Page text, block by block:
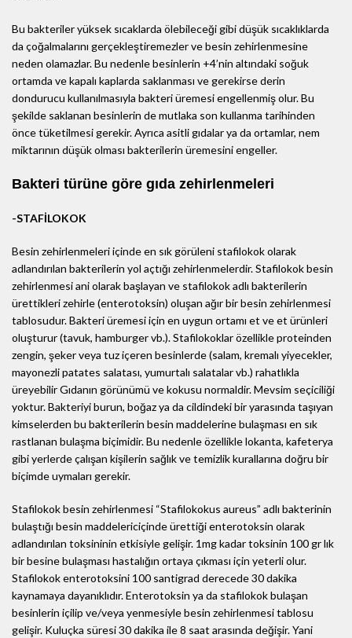
Bu bakteriler yüksek sıcaklarda ölebileceği gibi düşük sıcaklıklarda
da çoğalmalarını gerçekleştiremezler ve besin zehirlenmesine
neden olamazlar. Bu nedenle besinlerin +4’nin altındaki soğuk
ortamda ve kapalı kaplarda saklanması ve gerekirse derin
dondurucu kullanılmasıyla bakteri üremesi engellenmiş olur. Bu
şekilde saklanan besinlerin de mutlaka son kullanma tarihinden
önce tüketilmesi gerekir. Ayrıca asitli gıdalar ya da ortamlar, nem
miktarının düşük olması bakterilerin üremesini engeller.
Bakteri türüne göre gıda zehirlenmeleri
-STAFİLOKOK
Besin zehirlenmeleri içinde en sık görüleni stafilokok olarak
adlandırılan bakterilerin yol açtığı zehirlenmelerdir. Stafilokok besin
zehirlenmesi ani olarak başlayan ve stafilokok adlı bakterilerin
ürettikleri zehirle (enterotoksin) oluşan ağır bir besin zehirlenmesi
tablosudur. Bakteri üremesi için en uygun ortamı et ve et ürünleri
oluşturur (tavuk, hamburger vb.). Stafilokoklar özellikle proteinden
zengin, şeker veya tuz içeren besinlerde (salam, kremalı yiyecekler,
mayonezli patates salatası, yumurtalı salatalar vb.) rahatlıkla
üreyebilir Gıdanın görünümü ve kokusu normaldir. Mevsim seçiciliği
yoktur. Bakteriyi burun, boğaz ya da cildindeki bir yarasında taşıyan
kimselerden bu bakterilerin besin maddelerine bulaşması en sık
rastlanan bulaşma biçimidir. Bu nedenle özellikle lokanta, kafeterya
gibi yerlerde çalışan kişilerin sağlık ve temizlik kurallarına doğru bir
biçimde uymaları gerekir.
Stafilokok besin zehirlenmesi “Stafilokokus aureus” adlı bakterinin
bulaştığı besin maddelericiçinde ürettiği enterotoksin olarak
adlandırılan toksininin etkisiyle gelişir. 1mg kadar toksinin 100 gr lık
bir besine bulaşması hastalığın ortaya çıkması için yeterli olur.
Stafilokok enterotoksini 100 santigrad derecede 30 dakika
kaynamaya dayanıklıdır. Enterotoksin ya da stafilokok bulaşan
besinlerin içilip ve/veya yenmesiyle besin zehirlenmesi tablosu
gelişir. Kuluçka süresi 30 dakika ile 8 saat arasında değişir. Yani